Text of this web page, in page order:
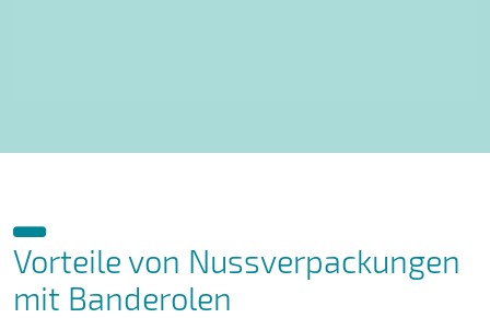
Vorteile von Nussverpackungen
mit Banderolen